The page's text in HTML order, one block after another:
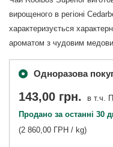
вирощеного в регіоні
характеризується
ароматом з чудовим
Одноразова
143,00 грн. в т.ч.
Продано за останні 30
(2 860,00 ГРН / kg)